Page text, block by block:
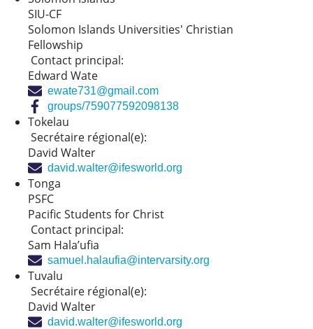
SIU-CF
Solomon Islands Universities' Christian
Fellowship
Contact principal:
Edward Wate
ewate731@gmail.com
groups/759077592098138
Tokelau
Secrétaire régional(e):
David Walter
david.walter@ifesworld.org
Tonga
PSFC
Pacific Students for Christ
Contact principal:
Sam Hala’ufia
samuel.halaufia@intervarsity.org
Tuvalu
Secrétaire régional(e):
David Walter
david.walter@ifesworld.org